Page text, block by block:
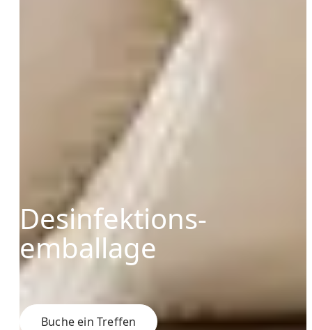
Desinfektions-
emballage
Buche ein Treffen